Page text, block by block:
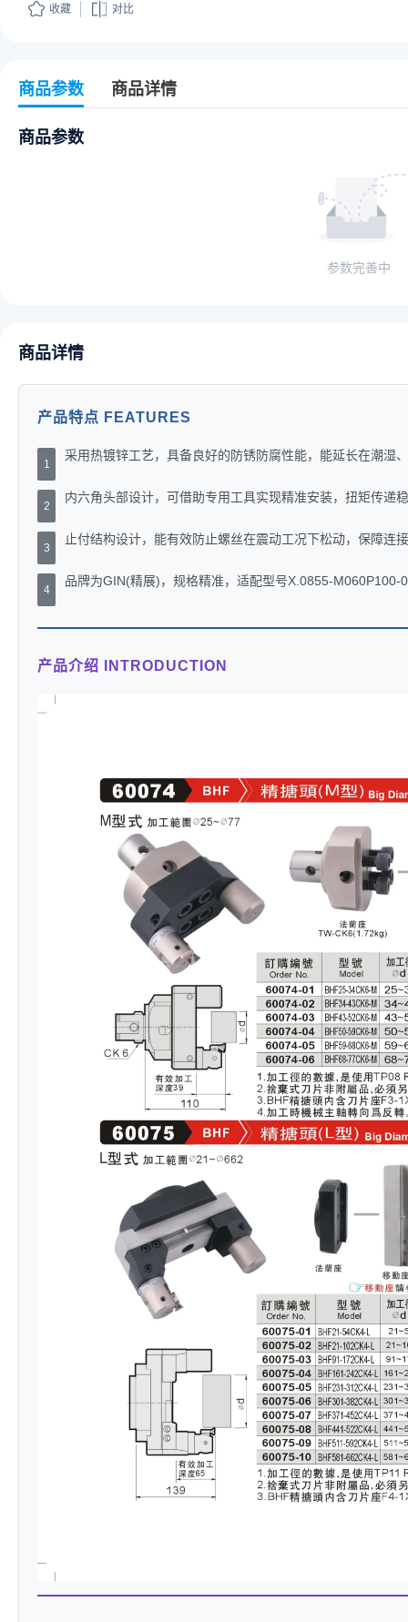
收藏 对比
商品参数 商品详情
商品参数
参数完善中
商品详情
产品特点 FEATURES
1
采用热镀锌工艺，具备良好的防锈防腐性能，能延长在潮湿
2
内六角头部设计，可借助专用工具实现精准安装，扭矩传递
3
止付结构设计，能有效防止螺丝在震动工况下松动，保障连
4
品牌为GIN(精展)，规格精准，适配型号X.0855-
产品介绍 INTRODUCTION